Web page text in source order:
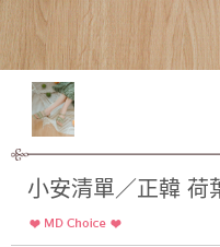
小安清單／正韓 荷